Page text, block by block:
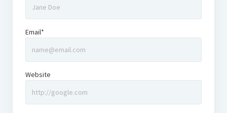
Email*
Website